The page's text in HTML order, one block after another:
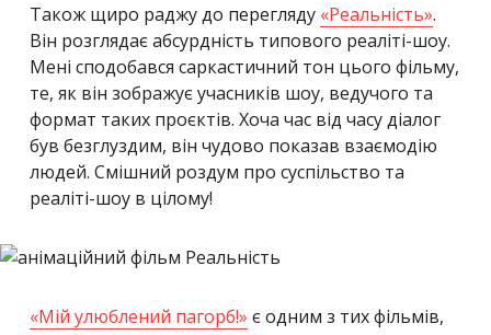
Також щиро раджу до перегляду «Реальність».
Він розглядає абсурдність типового реаліті-шоу.
Мені сподобався саркастичний тон цього фільму,
те, як він зображує учасників шоу, ведучого та
формат таких проєктів. Хоча час від часу діалог
був безглуздим, він чудово показав взаємодію
людей. Смішний роздум про суспільство та
реаліті-шоу в цілому!
«Мій улюблений пагорб!» є одним з тих фільмів,